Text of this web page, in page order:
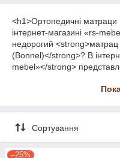
<h1>Ортопедичні
інтернет-магазині «rs-
недорогий
(Bonnel)</strong>? В
mebel»</strong>
виробника.</p> <ul>
міцність, стійкість до
</li>
кокосовою койрою,
Сортування
–25%